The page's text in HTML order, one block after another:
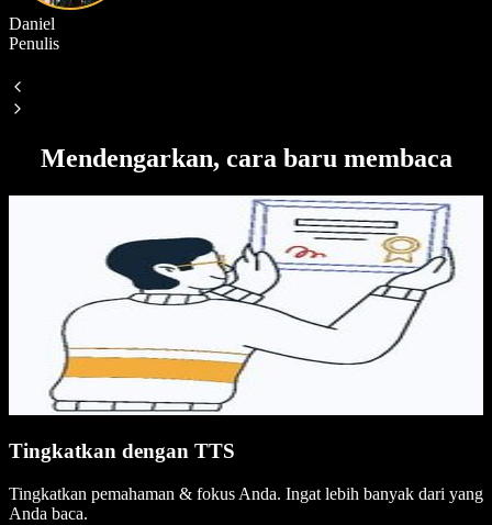
Daniel
Penulis
Mendengarkan, cara baru membaca
Tingkatkan dengan TTS
Tingkatkan pemahaman & fokus Anda. Ingat lebih banyak dari yang
Anda baca.